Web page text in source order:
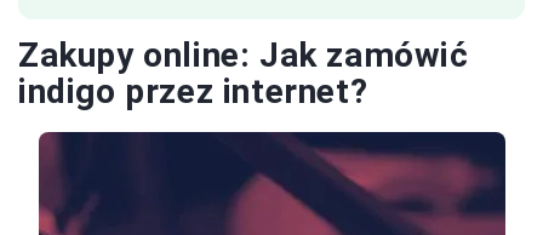
Zakupy online: Jak zamówić
indigo przez internet?